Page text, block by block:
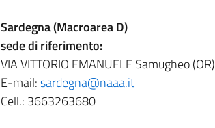
Sardegna (Macroarea D)
sede di riferimento:
VIA VITTORIO EMANUELE Samugheo (OR)
E-mail:sardegna@naaa.it
Cell.: 3663263680